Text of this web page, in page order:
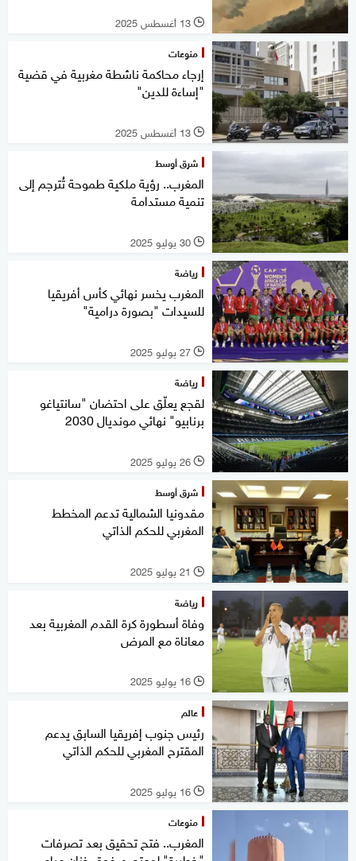
l 13 أغسطس 2025
منوعات
إرجاء محاكمة ناشطة مغربية في قضية
"إساءة للدين"
l 13 أغسطس 2025
شرق أوسط
المغرب.. رؤية ملكية طموحة تُترجم إلى
تنمية مستدامة
l 30 يوليو 2025
رياضة
المغرب يخسر نهائي كأس أفريقيا
للسيدات "بصورة درامية"
l 27 يوليو 2025
رياضة
لقجع يعلّق على احتضان "سانتياغو
برنابيو" نهائي مونديال 2030
l 26 يوليو 2025
شرق أوسط
مقدونيا الشمالية تدعم المخطط
المغربي للحكم الذاتي
l 21 يوليو 2025
رياضة
وفاة أسطورة كرة القدم المغربية بعد
معاناة مع المرض
l 16 يوليو 2025
عالم
رئيس جنوب إفريقيا السابق يدعم
المقترح المغربي للحكم الذاتي
l 16 يوليو 2025
منوعات
المغرب.. فتح تحقيق بعد تصرفات